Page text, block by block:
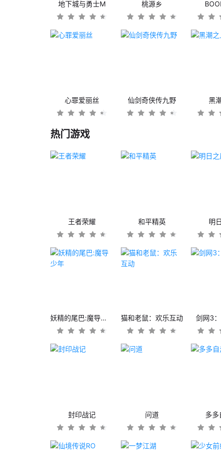
地下城与勇士M 桃源乡
心罪爱丽丝 仙剑奇侠传九野 黑
热门游戏
王者荣耀 和平精英 明
妖精的尾巴:魔导少年 猫和老鼠：欢乐互动 剑网3
封印战记 问道 多多